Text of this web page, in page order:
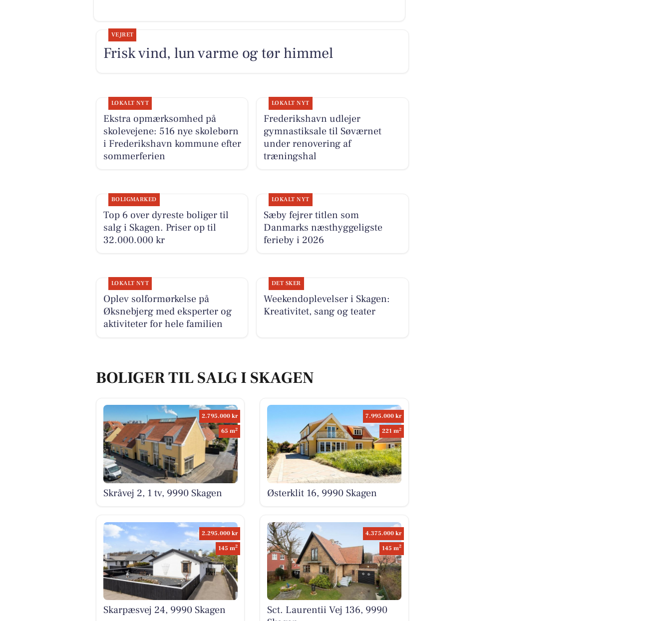
VEJRET
Frisk vind, lun varme og tør himmel
LOKALT NYT
Ekstra opmærksomhed på
skolevejene: 516 nye skolebørn
i Frederikshavn kommune efter
sommerferien
LOKALT NYT
Frederikshavn udlejer
gymnastiksale til Søværnet
under renovering af
træningshal
BOLIGMARKED
Top 6 over dyreste boliger til
salg i Skagen. Priser op til
32.000.000 kr
LOKALT NYT
Sæby fejrer titlen som
Danmarks næsthyggeligste
ferieby i 2026
LOKALT NYT
Oplev solformørkelse på
Øksnebjerg med eksperter og
aktiviteter for hele familien
DET SKER
Weekendoplevelser i Skagen:
Kreativitet, sang og teater
BOLIGER TIL SALG I SKAGEN
2.795.000 kr
65 m2
Skråvej 2, 1 tv, 9990 Skagen
7.995.000 kr
221 m2
Østerklit 16, 9990 Skagen
2.295.000 kr
145 m2
Skarpæsvej 24, 9990 Skagen
4.375.000 kr
145 m2
Sct. Laurentii Vej 136, 9990